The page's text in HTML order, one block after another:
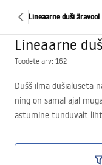
Lineaarne duši äravool
Lineaarne
Toodete arv: 162
Dušš ilma dušialuseta
ning on samal ajal
astumine tunduvalt
lineaarne äravool, mis
on samal ajal